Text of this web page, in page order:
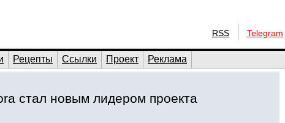
RSS Telegram
Рецепты Ссылки Проект Реклама
стал новым лидером проекта